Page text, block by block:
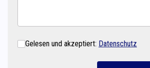
Gelesen und akzeptiert: Datenschutz